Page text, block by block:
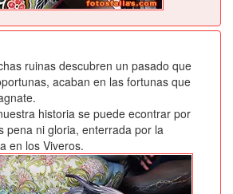
ruinas descubren un pasado que
acaban en las fortunas que
historia se puede econtrar por
pena ni gloria, enterrada por la
en los Viveros.